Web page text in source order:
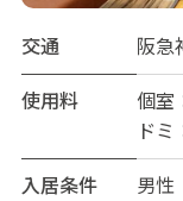
交通
阪急
使用料
個室
ド
入居条件
男